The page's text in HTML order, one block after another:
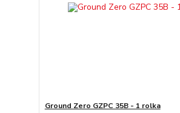
Ground Zero GZPC 35B - 1 rolka